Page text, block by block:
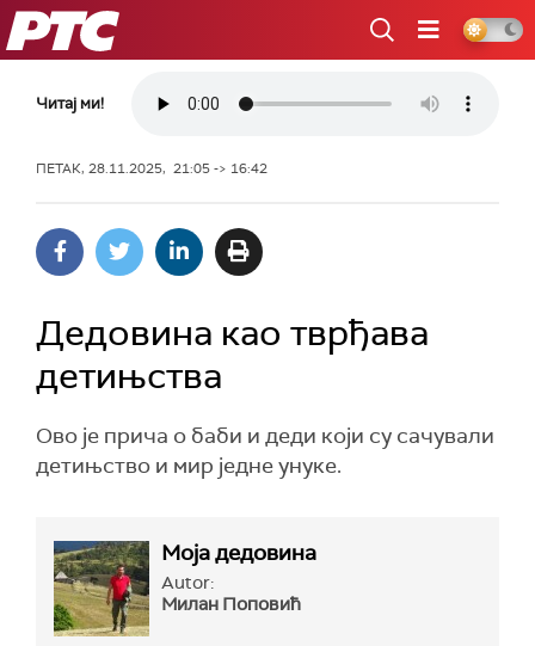
РТС
Читај ми!
ПЕТАК, 28.11.2025, 21:05 -> 16:42
Дедовина као тврђава
детињства
Ово је прича о баби и деди који су сачували
детињство и мир једне унуке.
Моја дедовина
Autor:
Милан Поповић